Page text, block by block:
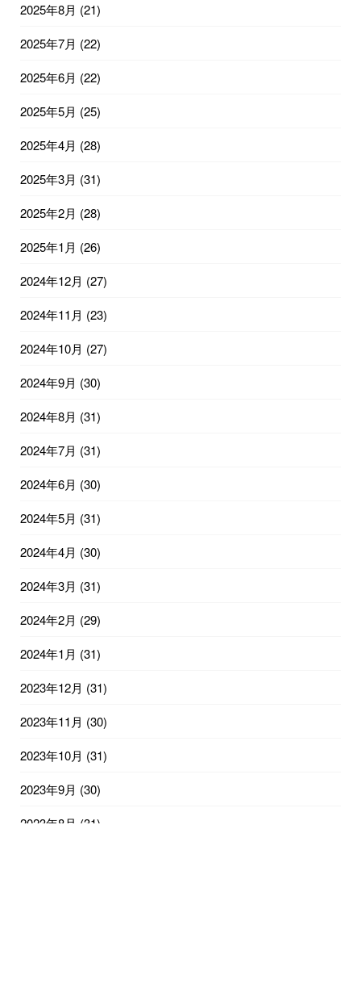
2025年8月 (21)
2025年7月 (22)
2025年6月 (22)
2025年5月 (25)
2025年4月 (28)
2025年3月 (31)
2025年2月 (28)
2025年1月 (26)
2024年12月 (27)
2024年11月 (23)
2024年10月 (27)
2024年9月 (30)
2024年8月 (31)
2024年7月 (31)
2024年6月 (30)
2024年5月 (31)
2024年4月 (30)
2024年3月 (31)
2024年2月 (29)
2024年1月 (31)
2023年12月 (31)
2023年11月 (30)
2023年10月 (31)
2023年9月 (30)
2023年8月 (31)